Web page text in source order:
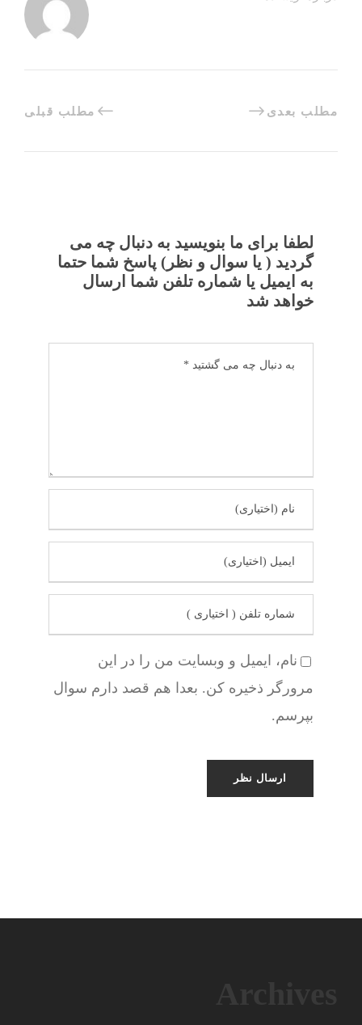
مطلب قبلی مطلب بعدی
لطفا برای ما بنویسید به دنبال چه می
گردید ( یا سوال و نظر) پاسخ شما حتما
به ایمیل یا شماره تلفن شما ارسال
خواهد شد
نام، ایمیل و وبسایت من را در این
مرورگر ذخیره کن. بعدا هم قصد دارم سوال
بپرسم.